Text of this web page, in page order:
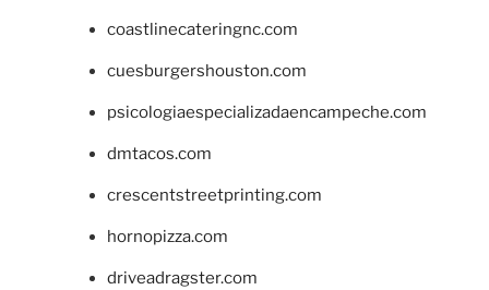
coastlinecateringnc.com
cuesburgershouston.com
psicologiaespecializadaencampeche.com
dmtacos.com
crescentstreetprinting.com
hornopizza.com
driveadragster.com